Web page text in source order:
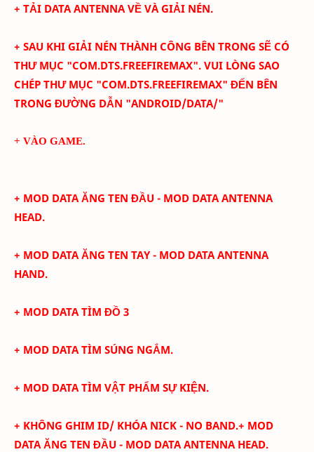
+ TẢI DATA ANTENNA VỀ VÀ GIẢI NÉN.
+ SAU KHI GIẢI NÉN THÀNH CÔNG BÊN TRONG SẼ CÓ
THƯ MỤC "COM.DTS.FREEFIREMAX". VUI LÒNG SAO
CHÉP THƯ MỤC "COM.DTS.FREEFIREMAX" ĐẾN BÊN
TRONG ĐƯỜNG DẪN "ANDROID/DATA/"
+ VÀO GAME.
+ MOD DATA ĂNG TEN ĐẦU - MOD DATA ANTENNA
HEAD.
+ MOD DATA ĂNG TEN TAY - MOD DATA ANTENNA
HAND.
+ MOD DATA TÌM ĐỒ 3
+ MOD DATA TÌM SÚNG NGẮM.
+ MOD DATA TÌM VẬT PHẨM SỰ KIỆN.
+ KHÔNG GHIM ID/ KHÓA NICK - NO BAND.+ MOD
DATA ĂNG TEN ĐẦU - MOD DATA ANTENNA HEAD.